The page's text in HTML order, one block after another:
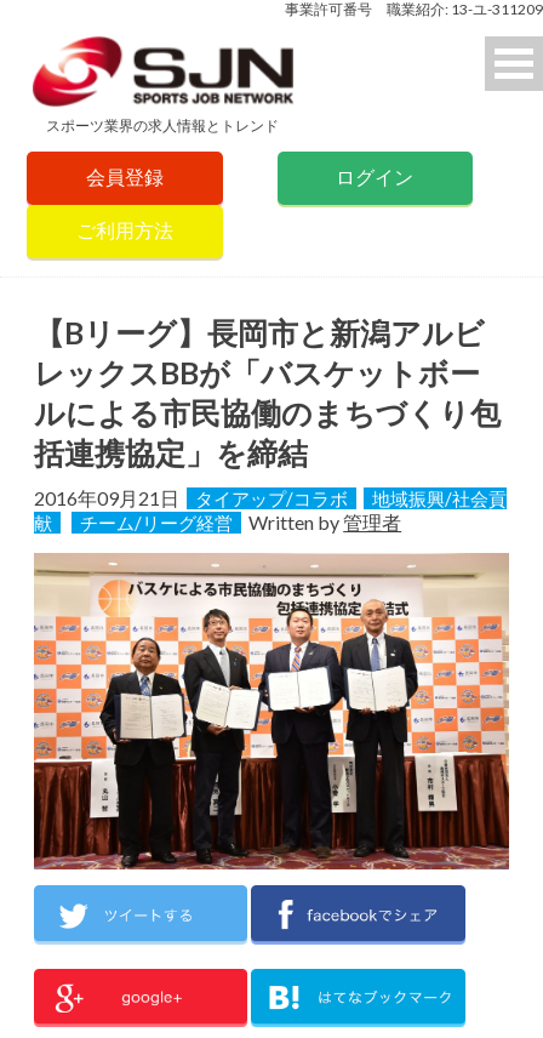
事業許可番号 職業紹介: 13-ユ-311209
スポーツ業界の求人情報とトレンド
会員登録 ログイン
ご利用方法
【Bリーグ】長岡市と新潟アルビ
レックスBBが「バスケットボー
ルによる市民協働のまちづくり包
括連携協定」を締結
2016年09月21日 タイアップ/コラボ
地域振興/社会貢
献
チーム/リーグ経営 Written by管理者